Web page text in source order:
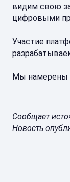
видим свою
цифровыми
Участие
Мы намерены
Сообщает
Новость